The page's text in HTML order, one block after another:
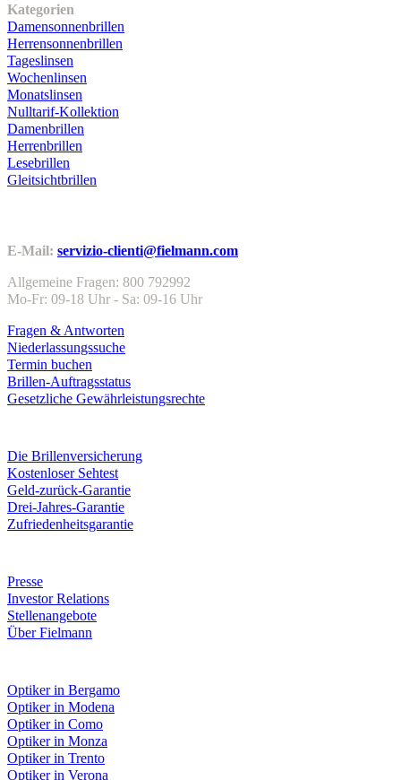
Kategorien
Damensonnenbrillen
Herrensonnenbrillen
Tageslinsen
Wochenlinsen
Monatslinsen
Nulltarif-Kollektion
Damenbrillen
Herrenbrillen
Lesebrillen
Gleitsichtbrillen
E-Mail: servizio-clienti@fielmann.com
Allgemeine Fragen: 800 792992
Mo-Fr: 09-18 Uhr - Sa: 09-16 Uhr
Fragen & Antworten
Niederlassungssuche
Termin buchen
Brillen-Auftragsstatus
Gesetzliche Gewährleistungsrechte
Die Brillenversicherung
Kostenloser Sehtest
Geld-zurück-Garantie
Drei-Jahres-Garantie
Zufriedenheitsgarantie
Presse
Investor Relations
Stellenangebote
Über Fielmann
Optiker in Bergamo
Optiker in Modena
Optiker in Como
Optiker in Monza
Optiker in Trento
Optiker in Verona